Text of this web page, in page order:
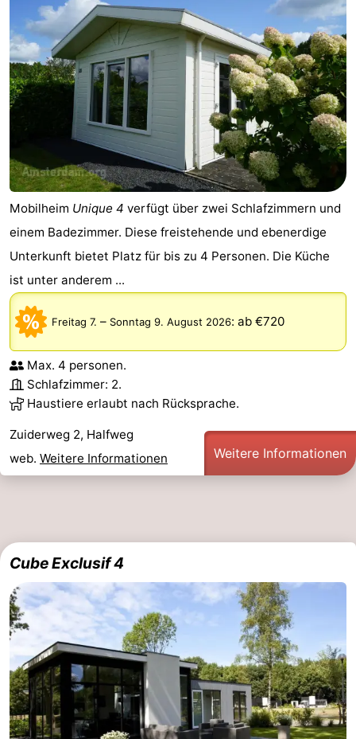
Mobilheim Unique 4 verfügt über zwei Schlafzimmern und
einem Badezimmer. Diese freistehende und ebenerdige
Unterkunft bietet Platz für bis zu 4 Personen. Die Küche
ist unter anderem ...
Freitag 7. – Sonntag 9. August 2026: ab €720
Max. 4 personen.
Schlafzimmer: 2.
Haustiere erlaubt nach Rücksprache.
Zuiderweg 2, Halfweg
web. Weitere Informationen Weitere Informationen
Cube Exclusif 4